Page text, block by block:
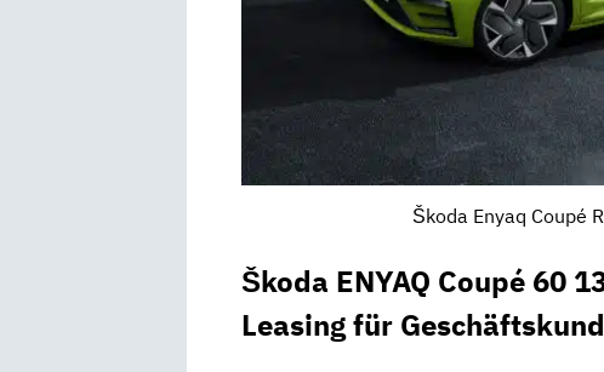
Škoda Enyaq Coupé
Škoda ENYAQ Coupé 60
Leasing für